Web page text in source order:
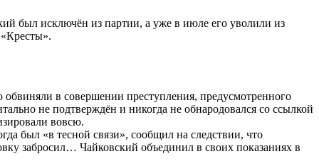
был исключён из партии, а уже в июле его уволили из
обвиняли в совершении преступления, предусмотренного
не подтверждён и никогда не обнародовался со ссылкой
вовсю.
был «в тесной связи», сообщил на следствии, что
забросил… Чайковский объединил в своих показаниях в